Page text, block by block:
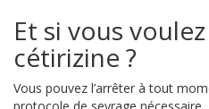
Et si vous
cétirizine ?
Vous pouvez l’arrêter à tout